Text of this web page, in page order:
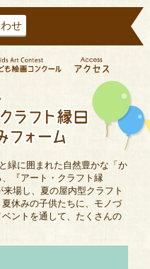
せ
緑に囲まれた自然豊かな「か
『アート・クラフト縁
場し、夏の屋内型クラフト
休みの子供たちに、モノづ
ントを通して、たくさんの